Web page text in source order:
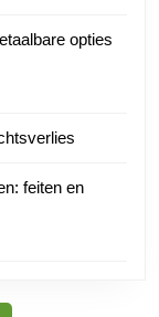
opties
feiten en